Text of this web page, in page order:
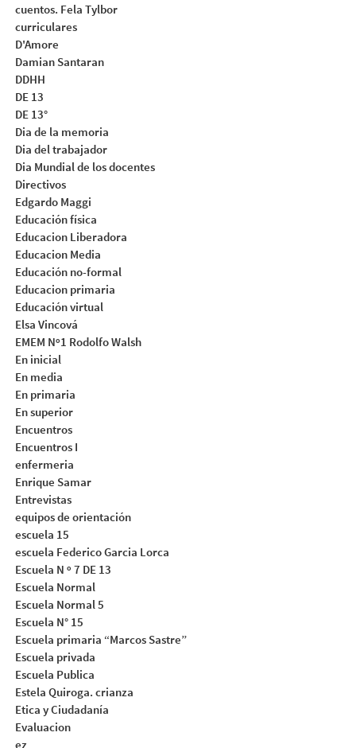
cuentos. Fela Tylbor
curriculares
D'Amore
Damian Santaran
DDHH
DE 13
DE 13°
Dia de la memoria
Dia del trabajador
Dia Mundial de los docentes
Directivos
Edgardo Maggi
Educación física
Educacion Liberadora
Educacion Media
Educación no-formal
Educacion primaria
Educación virtual
Elsa Vincová
EMEM Nº1 Rodolfo Walsh
En inicial
En media
En primaria
En superior
Encuentros
Encuentros I
enfermeria
Enrique Samar
Entrevistas
equipos de orientación
escuela 15
escuela Federico Garcia Lorca
Escuela N º 7 DE 13
Escuela Normal
Escuela Normal 5
Escuela N° 15
Escuela primaria “Marcos Sastre”
Escuela privada
Escuela Publica
Estela Quiroga. crianza
Etica y Ciudadanía
Evaluacion
ez